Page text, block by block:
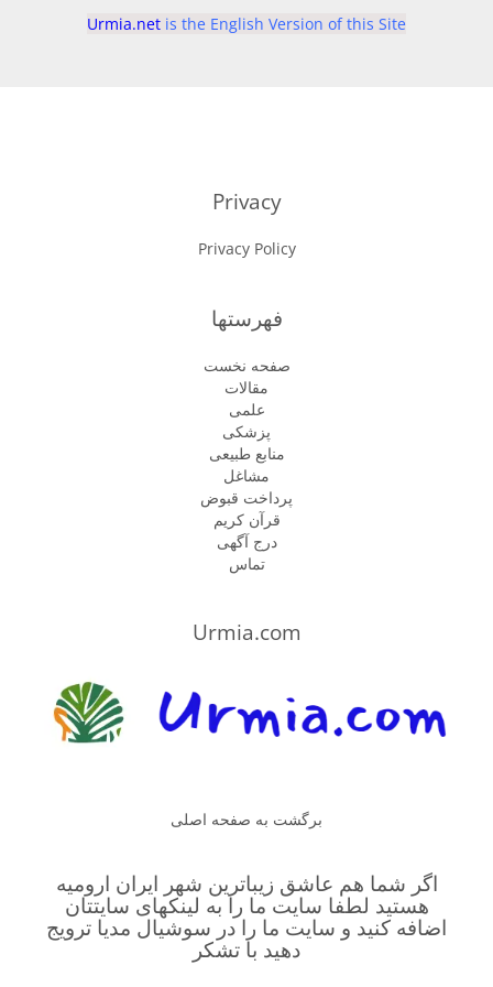
Urmia.net is the English Version of this Site
Privacy
Privacy Policy
فهرستها
صفحه نخست
مقالات
علمی
پزشكى
منابع طبیعی
مشاغل
پرداخت قبوض
قرآن کریم
درج آگهی
تماس
Urmia.com
برگشت به صفحه اصلی
اگر شما هم عاشق زیباترین شهر ایران ارومیه
هستید لطفا سایت ما را به لینکهای سایتتان
اضافه کنید و سایت ما را در سوشیال مدیا ترویج
دهید با تشکر